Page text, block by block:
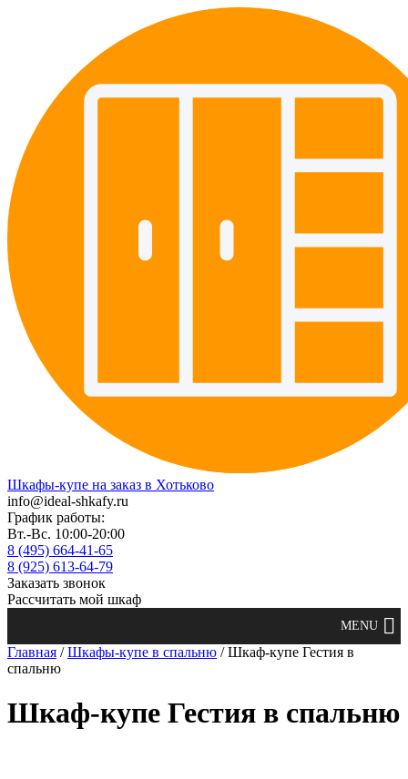
Шкафы-купе на заказ в Хотьково
info@ideal-shkafy.ru
График работы:
Вт.-Вс. 10:00-20:00
8 (495) 664-41-65
8 (925) 613-64-79
Заказать звонок
Рассчитать мой шкаф
Главная /Шкафы-купе в спальню / Шкаф-купе Гестия в
спальню
Шкаф-купе Гестия в спальню